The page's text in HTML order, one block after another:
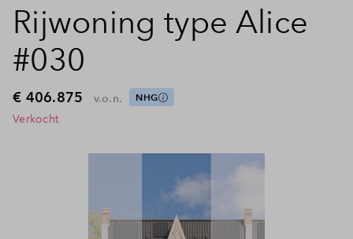
Rijwoning type Alice
#030
€ 406.875 v.o.n. NHG
Verkocht